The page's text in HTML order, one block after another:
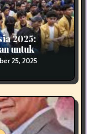
2025:
untuk
25, 2025